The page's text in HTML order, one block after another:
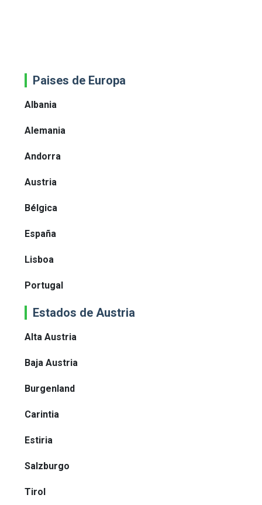
Paises de Europa
Albania
Alemania
Andorra
Austria
Bélgica
España
Lisboa
Portugal
Estados de Austria
Alta Austria
Baja Austria
Burgenland
Carintia
Estiria
Salzburgo
Tirol